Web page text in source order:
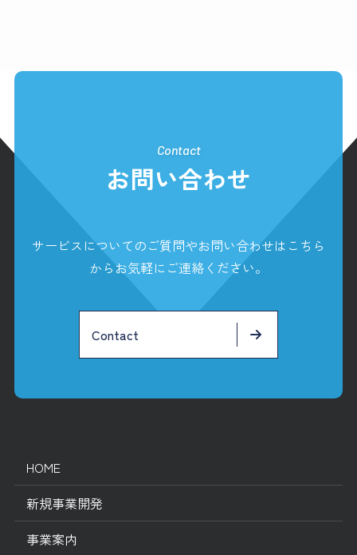
Contact
お問い合わせ
サービスについてのご質問やお問い合わせはこちら
からお気軽にご連絡ください。
Contact
HOME
新規事業開発
事業案内